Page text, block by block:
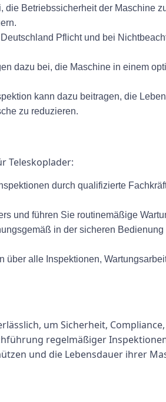
die Betriebssicherheit der Maschine
Pflicht und bei
dazu bei, die Maschine in einem
kann dazu beitragen, die
zu reduzieren.
Teleskoplader:
durch qualifizierte
und führen Sie routinemäßige
in der sicheren
über alle Inspektionen,
um Sicherheit,
regelmäßiger
und die Lebensdauer ihrer